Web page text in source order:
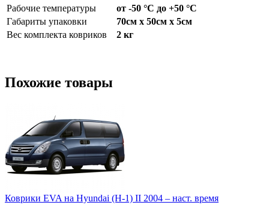
Рабочие температуры
от -50 °С до +50 °С
Габариты упаковки
70см x 50см x 5см
Вес комплекта ковриков
2 кг
Похожие товары
Коврики EVA на Hyundai (H-1) II 2004 – наст. время